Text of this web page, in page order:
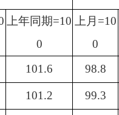
上年同期=10
0
上月 =10
0
101.6 98.8
101.2 99.3